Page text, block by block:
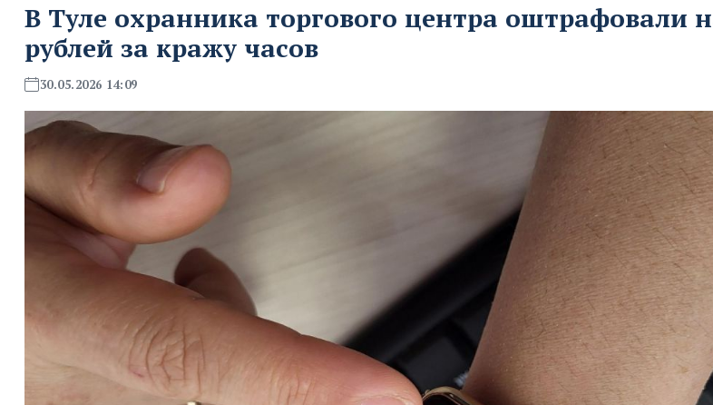
В Туле охранника торгового центра оштрафовали
рублей за кражу часов
30.05.2026 14:09